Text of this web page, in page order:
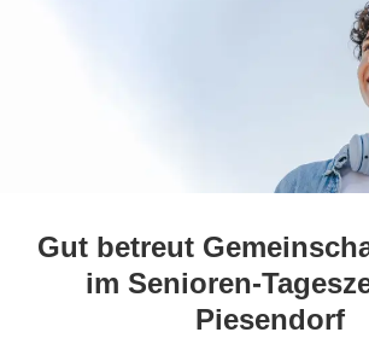
Gut betreut
im Senioren-
Piesendorf